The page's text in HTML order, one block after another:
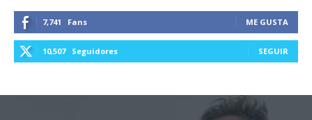
7,741 Fans ME GUSTA
10,507 Seguidores SEGUIR